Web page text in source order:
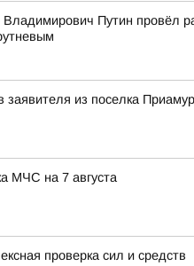
Путин провёл
из поселка
МЧС на 7 августа
проверка сил и средств